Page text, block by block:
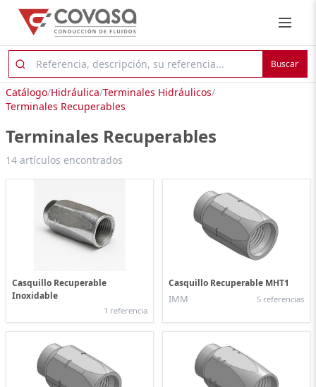
Buscar
Catálogo/Hidráulica/Terminales Hidráulicos/
Terminales Recuperables
Terminales Recuperables
14 artículos encontrados
Casquillo Recuperable
Inoxidable
1 referencia
Casquillo Recuperable MHT1
IMM 5 referencias